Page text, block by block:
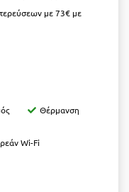
με 73€ με
Θέρμανση
Wi-Fi